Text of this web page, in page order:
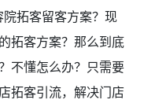
拓客留客方案？现
拓客方案？那么到底
不懂怎么办？只需要
拓客引流，解决门店